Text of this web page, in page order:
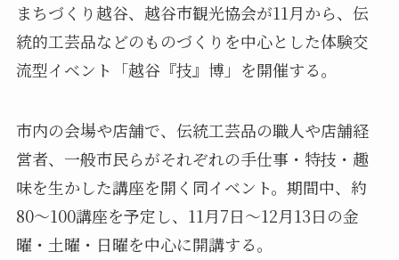
まちづくり越谷、越谷市観光協会が11月から、伝
統的工芸品などのものづくりを中心とした体験交
流型イベント「越谷『技』博」を開催する。
市内の会場や店舗で、伝統工芸品の職人や店舗経
営者、一般市民らがそれぞれの手仕事・特技・趣
味を生かした講座を開く同イベント。期間中、約
80～100講座を予定し、11月7日～12月13日の金
曜・土曜・日曜を中心に開講する。